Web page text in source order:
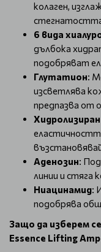
колаген,
6 вида
дълбока
подобряват
Глутатион:
изсветлява
предпазва от
Аденозин:
линии и стяга
Ниацинамид:
подобрява
Защо да изберем
Essence Lifting